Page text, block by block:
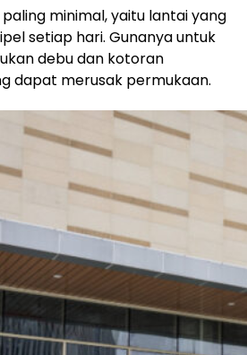
minimal, yaitu lantai yang
setiap hari. Gunanya untuk
debu dan kotoran
dapat merusak permukaan.